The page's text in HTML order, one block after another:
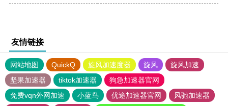
友情链接
网站地图 QuickQ 旋风加速度器 旋风
旋风加速
坚果加速器
tiktok加速器
狗急加速器官网
免费vqn外网加速
小蓝鸟 优途加速器官网
风驰加速器